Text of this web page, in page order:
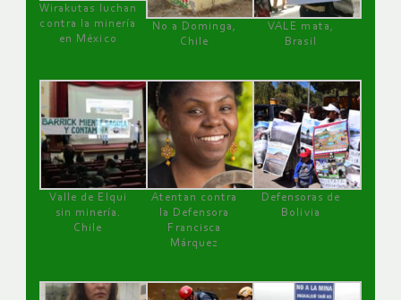
Wirakutas luchan
contra la minería
en México
No a Dominga,
Chile
VALE mata,
Brasil
Valle de Elqui
sin minería.
Chile
Atentan contra
la Defensora
Francisca
Márquez
Defensoras de
Bolivia